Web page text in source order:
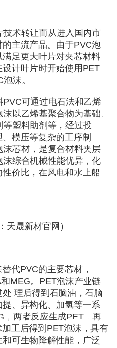
技术转让而从进入国内市
主流产品。由于PVC泡
足更大叶片对夹芯材料
计叶片时开始使用PET
沫。
PVC可通过电石法和乙烯
以乙烯基聚合物为基础,
塑料助剂等，经过投
模压等复杂的工序制
芯材，是复合材料夹层
综合机械性能优异，化
价比，在风电和水上船
天晟新材官网）
代PVC的主要芯材，
MEG。PET泡沫产业链
理后得到石脑油，石脑
、异构化、加氢等一系
，两者反应生成PET，再
工后得到PET泡沫，具有
可生物降解性能，广泛